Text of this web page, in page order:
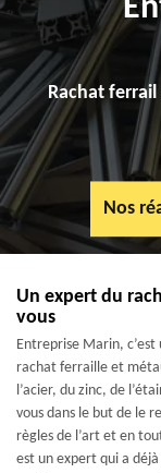
Rachat
Nos
Un expert du
vous
Entreprise Marin,
rachat ferraille et
l’acier, du zinc, de
vous dans le but de le
règles de l’art et en
est un expert qui a